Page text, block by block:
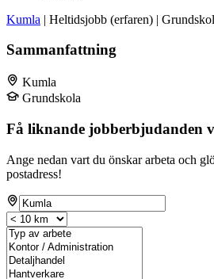
Kumla | Heltidsjobb (erfaren) |
Sammanfattning
Kumla
Grundskola
Få liknande jobberbjudanden
Ange nedan vart du önskar arbeta och
postadress!